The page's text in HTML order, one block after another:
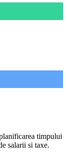
timpului
salarii si taxe.